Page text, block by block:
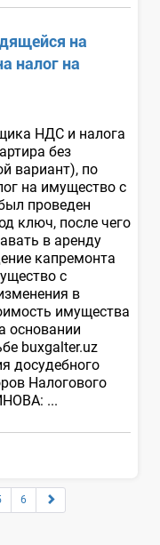
на
налог на
НДС и налога
без
вариант), по
на имущество с
проведен
ключ, после чего
в аренду
капремонта
с
в
имущества
основании
buxgalter.uz
досудебного
Налогового
...
6